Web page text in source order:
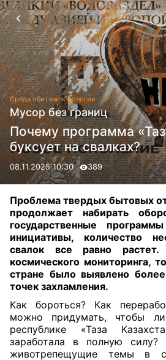
Среда обитанияЭкология
Мусор без границ
Почему программа
буксует на свалках?
08.11.2025 10:30 389
Проблема твердых бытовых
продолжает набирать
государственные
инициативы, количество
свалок все равно растет.
космического мониторинга,
стране было выявлено
точек захламления.
Как бороться? Как
можно придумать, чтобы
республике «Таза
заработала в полную
животрепещущие темы в